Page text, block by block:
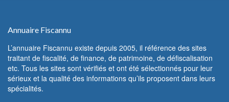
Annuaire Fiscannu
L’annuaire Fiscannu existe depuis 2005, il référence des sites
traitant de fiscalité, de finance, de patrimoine, de défiscalisation
etc. Tous les sites sont vérifiés et ont été sélectionnés pour leur
sérieux et la qualité des informations qu’ils proposent dans leurs
spécialités.